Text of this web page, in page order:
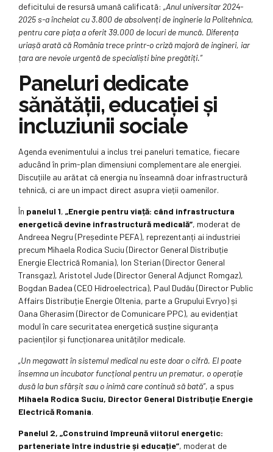
deficitului de resursă umană calificată: „Anul universitar 2024-
2025 s-a încheiat cu 3.800 de absolvenți de inginerie la Politehnica,
pentru care piața a oferit 39.000 de locuri de muncă. Diferența
uriașă arată că România trece printr-o criză majoră de ingineri, iar
țara are nevoie urgentă de specialiști bine pregătiți.”
Paneluri dedicate
sănătății, educației și
incluziunii sociale
Agenda evenimentului a inclus trei paneluri tematice, fiecare
aducând în prim-plan dimensiuni complementare ale energiei.
Discuțiile au arătat că energia nu înseamnă doar infrastructură
tehnică, ci are un impact direct asupra vieții oamenilor.
În panelul 1, „Energie pentru viață: când infrastructura
energetică devine infrastructură medicală”, moderat de
Andreea Negru (Președinte PEFA), reprezentanți ai industriei
precum Mihaela Rodica Suciu (Director General Distribuție
Energie Electrică Romania), Ion Sterian (Director General
Transgaz), Aristotel Jude (Director General Adjunct Romgaz),
Bogdan Badea (CEO Hidroelectrica), Paul Dudău (Director Public
Affairs Distribuție Energie Oltenia, parte a Grupului Evryo) și
Oana Gherasim (Director de Comunicare PPC), au evidențiat
modul în care securitatea energetică susține siguranța
pacienților și funcționarea unităților medicale.
„Un megawatt în sistemul medical nu este doar o cifră. El poate
însemna un incubator funcțional pentru un prematur, o operație
dusă la bun sfârșit sau o inimă care continuă să bată”, a spus
Mihaela Rodica Suciu, Director General Distribuție Energie
Electrică Romania.
Panelul 2, „Construind împreună viitorul energetic:
parteneriate între industrie și educație”, moderat de